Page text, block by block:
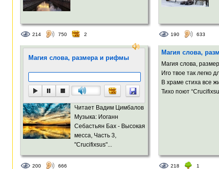
214 750 2 190 633
Магия слова, размера и рифмы
Читает Вадим Цимбалов
Музыка: Иоганн
Себастьян Бах - Высокая
месса, Часть 3,
"Crucifixsus"...
200 666
Магия слова,
Магия слова,
Иго твое так легко
В храме стиха все
Тихо поют
218 1